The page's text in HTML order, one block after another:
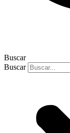
Buscar
Buscar